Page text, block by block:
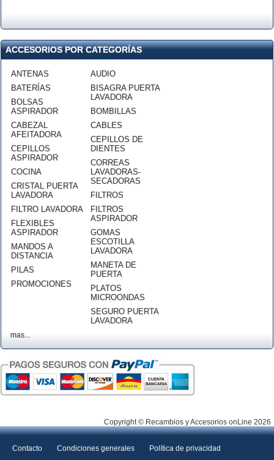
ACCESORIOS POR CATEGORÍAS
ANTENAS
BATERÍAS
BOLSAS
ASPIRADOR
CABEZAL
AFEITADORA
CEPILLOS
ASPIRADOR
COCINA
CRISTAL PUERTA
LAVADORA
FILTRO LAVADORA
FLEXIBLES
ASPIRADOR
MANDOS A
DISTANCIA
PILAS
PROMOCIONES
AUDIO
BISAGRA PUERTA
LAVADORA
BOMBILLAS
CABLES
CEPILLOS DE
DIENTES
CORREAS
LAVADORAS-
SECADORAS
FILTROS
FILTROS
ASPIRADOR
GOMAS
ESCOTILLA
LAVADORA
MANETA DE
PUERTA
PLATOS
MICROONDAS
SEGURO PUERTA
LAVADORA
mas...
Copyright © Recambios y Accesorios onLine 2026
Contacto Condiciones generales Política de privacidad